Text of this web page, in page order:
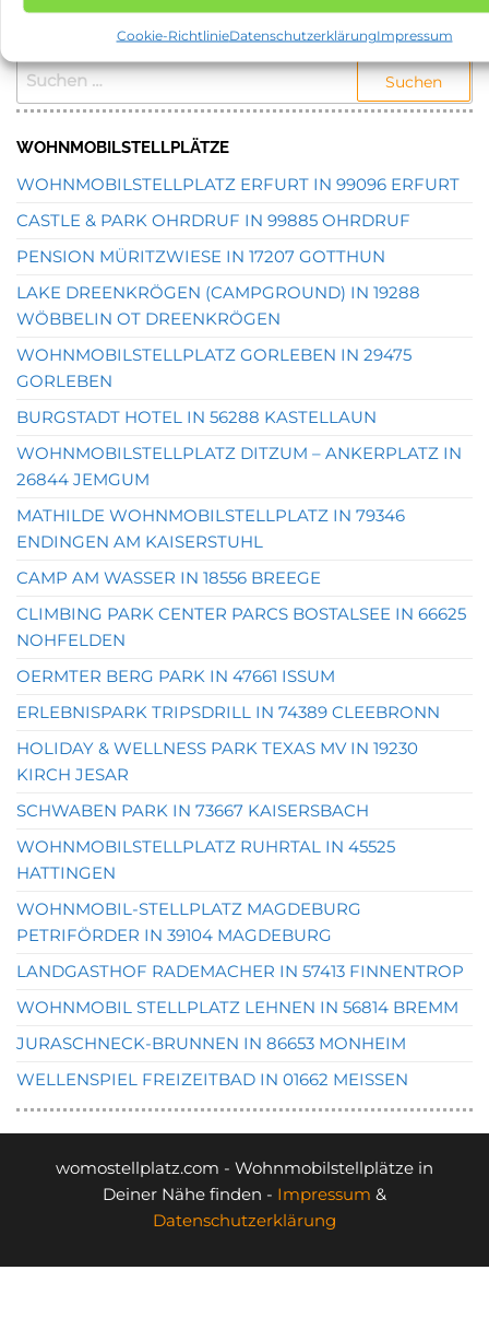
Cookie-RichtlinieDatenschutzerklärungImpressum
STELLPLATZSUCHE
SUCHEN
WOHNMOBILSTELLPLÄTZE
WOHNMOBILSTELLPLATZ ERFURT IN 99096 ERFURT
CASTLE & PARK OHRDRUF IN 99885 OHRDRUF
PENSION MÜRITZWIESE IN 17207 GOTTHUN
LAKE DREENKRÖGEN (CAMPGROUND) IN 19288
WÖBBELIN OT DREENKRÖGEN
WOHNMOBILSTELLPLATZ GORLEBEN IN 29475
GORLEBEN
BURGSTADT HOTEL IN 56288 KASTELLAUN
WOHNMOBILSTELLPLATZ DITZUM – ANKERPLATZ IN
26844 JEMGUM
MATHILDE WOHNMOBILSTELLPLATZ IN 79346
ENDINGEN AM KAISERSTUHL
CAMP AM WASSER IN 18556 BREEGE
CLIMBING PARK CENTER PARCS BOSTALSEE IN 66625
NOHFELDEN
OERMTER BERG PARK IN 47661 ISSUM
ERLEBNISPARK TRIPSDRILL IN 74389 CLEEBRONN
HOLIDAY & WELLNESS PARK TEXAS MV IN 19230
KIRCH JESAR
SCHWABEN PARK IN 73667 KAISERSBACH
WOHNMOBILSTELLPLATZ RUHRTAL IN 45525
HATTINGEN
WOHNMOBIL-STELLPLATZ MAGDEBURG
PETRIFÖRDER IN 39104 MAGDEBURG
LANDGASTHOF RADEMACHER IN 57413 FINNENTROP
WOHNMOBIL STELLPLATZ LEHNEN IN 56814 BREMM
JURASCHNECK-BRUNNEN IN 86653 MONHEIM
WELLENSPIEL FREIZEITBAD IN 01662 MEISSEN
womostellplatz.com - Wohnmobilstellplätze in
Deiner Nähe finden - Impressum &
Datenschutzerklärung